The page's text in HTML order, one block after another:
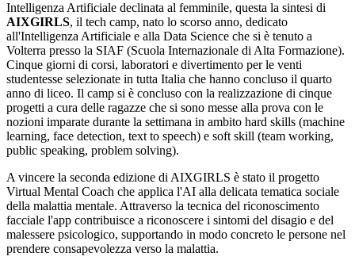
Intelligenza Artificiale declinata al femminile, questa la sintesi di
AIXGIRLS, il tech camp, nato lo scorso anno, dedicato
all'Intelligenza Artificiale e alla Data Science che si è tenuto a
Volterra presso la SIAF (Scuola Internazionale di Alta Formazione).
Cinque giorni di corsi, laboratori e divertimento per le venti
studentesse selezionate in tutta Italia che hanno concluso il quarto
anno di liceo. Il camp si è concluso con la realizzazione di cinque
progetti a cura delle ragazze che si sono messe alla prova con le
nozioni imparate durante la settimana in ambito hard skills (machine
learning, face detection, text to speech) e soft skill (team working,
public speaking, problem solving).
A vincere la seconda edizione di AIXGIRLS è stato il progetto
Virtual Mental Coach che applica l'AI alla delicata tematica sociale
della malattia mentale. Attraverso la tecnica del riconoscimento
facciale l'app contribuisce a riconoscere i sintomi del disagio e del
malessere psicologico, supportando in modo concreto le persone nel
prendere consapevolezza verso la malattia.